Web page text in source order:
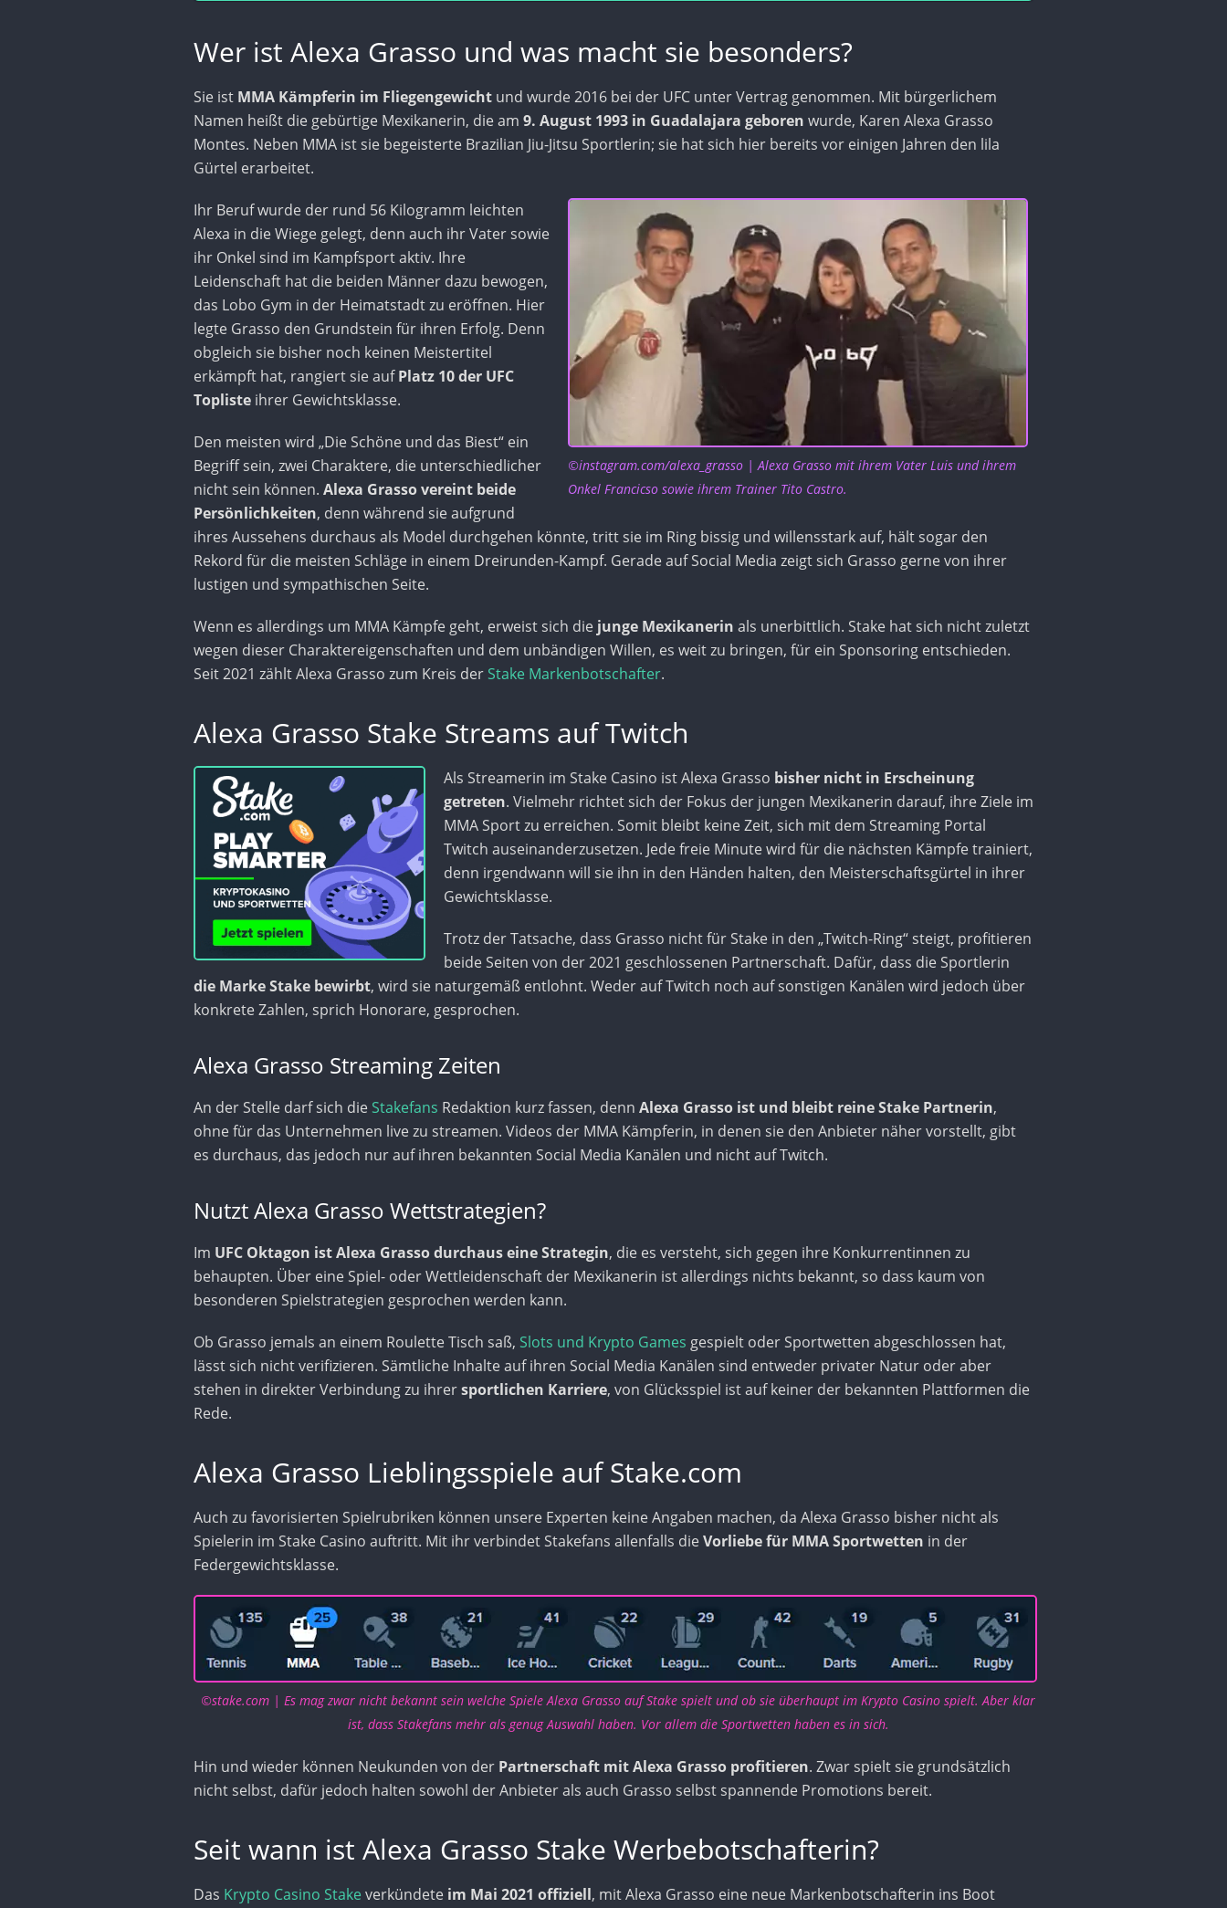
Wer ist Alexa Grasso und was macht sie besonders?
Sie ist MMA Kämpferin im Fliegengewicht und wurde 2016 bei der UFC unter Vertrag genommen. Mit bürgerlichem
Namen heißt die gebürtige Mexikanerin, die am 9. August 1993 in Guadalajara geboren wurde, Karen Alexa Grasso
Montes. Neben MMA ist sie begeisterte Brazilian Jiu-Jitsu Sportlerin; sie hat sich hier bereits vor einigen Jahren den lila
Gürtel erarbeitet.
©instagram.com/alexa_grasso |Alexa Grasso mit ihrem Vater Luis und ihrem
Onkel Francicso sowie ihrem Trainer Tito Castro.
Ihr Beruf wurde der rund 56 Kilogramm leichten
Alexa in die Wiege gelegt, denn auch ihr Vater sowie
ihr Onkel sind im Kampfsport aktiv. Ihre
Leidenschaft hat die beiden Männer dazu bewogen,
das Lobo Gym in der Heimatstadt zu eröffnen. Hier
legte Grasso den Grundstein für ihren Erfolg. Denn
obgleich sie bisher noch keinen Meistertitel
erkämpft hat, rangiert sie aufPlatz 10 der UFC
Topliste ihrer Gewichtsklasse.
Den meisten wird „Die Schöne und das Biest“ ein
Begriff sein, zwei Charaktere, die unterschiedlicher
nicht sein können. Alexa Grasso vereint beide
Persönlichkeiten, denn während sie aufgrund
ihres Aussehens durchaus als Model durchgehen könnte, tritt sie im Ring bissig und willensstark auf, hält sogar den
Rekord für die meisten Schläge in einem Dreirunden-Kampf. Gerade auf Social Media zeigt sich Grasso gerne von ihrer
lustigen und sympathischen Seite.
Wenn es allerdings um MMA Kämpfe geht, erweist sich die junge Mexikanerin als unerbittlich. Stake hat sich nicht zuletzt
wegen dieser Charaktereigenschaften und dem unbändigen Willen, es weit zu bringen, für ein Sponsoring entschieden.
Seit 2021 zählt Alexa Grasso zum Kreis der Stake Markenbotschafter.
Alexa Grasso Stake Streams auf Twitch
Als Streamerin im Stake Casino ist Alexa Grasso bisher nicht in Erscheinung
getreten. Vielmehr richtet sich der Fokus der jungen Mexikanerin darauf, ihre Ziele im
MMA Sport zu erreichen. Somit bleibt keine Zeit, sich mit dem Streaming Portal
Twitch auseinanderzusetzen. Jede freie Minute wird für die nächsten Kämpfe trainiert,
denn irgendwann will sie ihn in den Händen halten, den Meisterschaftsgürtel in ihrer
Gewichtsklasse.
Trotz der Tatsache, dass Grasso nicht für Stake in den „Twitch-Ring“ steigt, profitieren
beide Seiten von der 2021 geschlossenen Partnerschaft. Dafür, dass die Sportlerin
die Marke Stake bewirbt, wird sie naturgemäß entlohnt. Weder auf Twitch noch auf sonstigen Kanälen wird jedoch über
konkrete Zahlen, sprich Honorare, gesprochen.
Alexa Grasso Streaming Zeiten
An der Stelle darf sich die Stakefans Redaktion kurz fassen, denn Alexa Grasso ist und bleibt reine Stake Partnerin,
ohne für das Unternehmen live zu streamen. Videos der MMA Kämpferin, in denen sie den Anbieter näher vorstellt, gibt
es durchaus, das jedoch nur auf ihren bekannten Social Media Kanälen und nicht auf Twitch.
Nutzt Alexa Grasso Wettstrategien?
Im UFC Oktagon ist Alexa Grasso durchaus eine Strategin, die es versteht, sich gegen ihre Konkurrentinnen zu
behaupten. Über eine Spiel- oder Wettleidenschaft der Mexikanerin ist allerdings nichts bekannt, so dass kaum von
besonderen Spielstrategien gesprochen werden kann.
Ob Grasso jemals an einem Roulette Tisch saß, Slots und Krypto Games gespielt oder Sportwetten abgeschlossen hat,
lässt sich nicht verifizieren. Sämtliche Inhalte auf ihren Social Media Kanälen sind entweder privater Natur oder aber
stehen in direkter Verbindung zu ihrersportlichen Karriere, von Glücksspiel ist auf keiner der bekannten Plattformen die
Rede.
Alexa Grasso Lieblingsspiele auf Stake.com
Auch zu favorisierten Spielrubriken können unsere Experten keine Angaben machen, da Alexa Grasso bisher nicht als
Spielerin im Stake Casino auftritt. Mit ihr verbindet Stakefans allenfalls dieVorliebe für MMA Sportwetten in der
Federgewichtsklasse.
©stake.com | Es mag zwar nicht bekannt sein welche Spiele Alexa Grasso auf Stake spielt und ob sie überhaupt im Krypto Casino spielt. Aber klar
ist, dass Stakefans mehr als genug Auswahl haben. Vor allem die Sportwetten haben es in sich.
Hin und wieder können Neukunden von der Partnerschaft mit Alexa Grasso profitieren. Zwar spielt sie grundsätzlich
nicht selbst, dafür jedoch halten sowohl der Anbieter als auch Grasso selbst spannende Promotions bereit.
Seit wann ist Alexa Grasso Stake Werbebotschafterin?
Das Krypto Casino Stake verkündete im Mai 2021 offiziell, mit Alexa Grasso eine neue Markenbotschafterin ins Boot